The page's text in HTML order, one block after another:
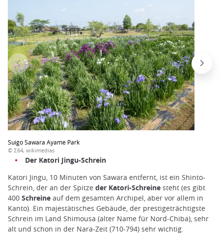
Suigo Sawara Ayame Park
© Σ64, wikimedias
Der Katori Jingu-Schrein
Katori Jingu, 10 Minuten von Sawara entfernt, ist ein Shinto-
Schrein, der an der Spitze der Katori-Schreine steht (es gibt
400 Schreine auf dem gesamten Archipel, aber vor allem in
Kanto). Ein majestätisches Gebäude, der prestigeträchtigste
Schrein im Land Shimousa (alter Name für Nord-Chiba), sehr
alt und schon in der Nara-Zeit (710-794) sehr wichtig.